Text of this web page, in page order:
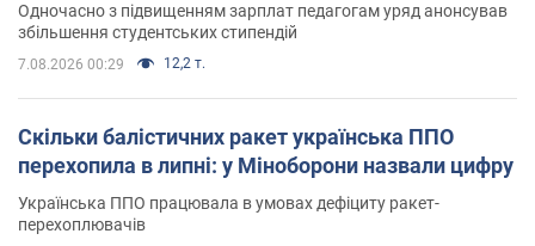
Одночасно з підвищенням зарплат педагогам уряд анонсував
збільшення студентських стипендій
7.08.2026 00:29 12,2 т.
Скільки балістичних ракет українська ППО
перехопила в липні: у Міноборони назвали цифру
Українська ППО працювала в умовах дефіциту ракет-
перехоплювачів